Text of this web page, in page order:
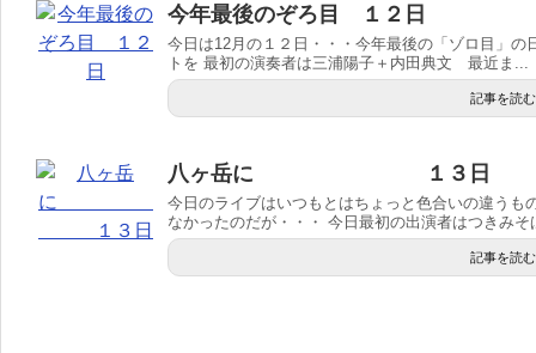
今年最後のぞろ目 １２日
今日は12月の１２日・・・今年最後の「ゾロ目」
トを 最初の演奏者は三浦陽子＋内田典文 最近ま...
記事を読む
八ヶ岳に １３日
今日のライブはいつもとはちょっと色合いの違う
なかったのだが・・・ 今日最初の出演者はつきみそ
記事を読む